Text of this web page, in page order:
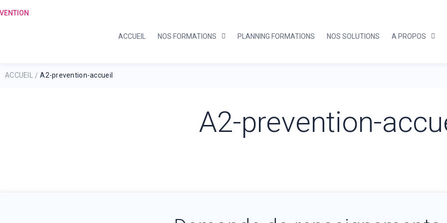
ACCUEIL NOS FORMATIONS PLANNING FORMATIONS NOS SOLUTIONS A PROPOS
ACCUEIL / A2-prevention-accueil
A2-prevention-